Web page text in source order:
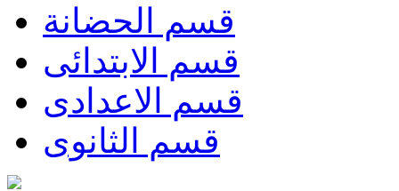
قسم الحضانة
قسم الابتدائى
قسم الاعدادى
قسم الثانوى